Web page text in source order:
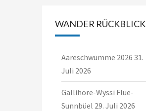
WANDER RÜCKBLICK
Aareschwümme 2026 31.
Juli 2026
Gällihore-Wyssi Flue-
Sunnbüel 29. Juli 2026